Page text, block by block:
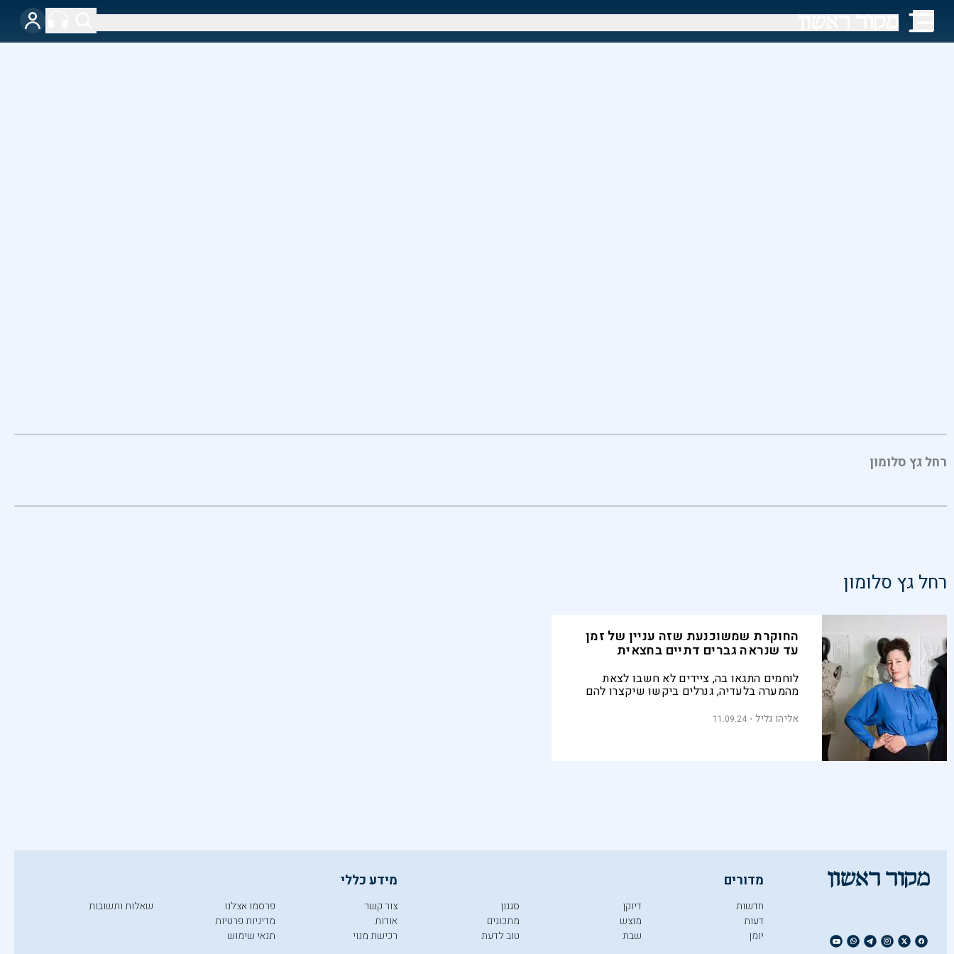
רחל גץ סלומון
רחל גץ סלומון
החוקרת שמשוכנעת שזה עניין של זמן
עד שנראה גברים דתיים בחצאית
לוחמים התגאו בה, ציידים לא חשבו לצאת
מהמערה בלעדיה, גנרלים ביקשו שיקצרו להם
לסמל של נשיות צנועה ושמרנית? ד"ר רחל
אליהו גליל 11.09.24
מדורים
חדשות
דעות
יומן
דיוקן
מוצש
שבת
סגנון
מתכונים
טוב לדעת
מידע כללי
צור קשר
אודות
רכישת מנוי
פרסמו אצלנו
מדיניות פרטיות
תנאי שימוש
שאלות ותשובות